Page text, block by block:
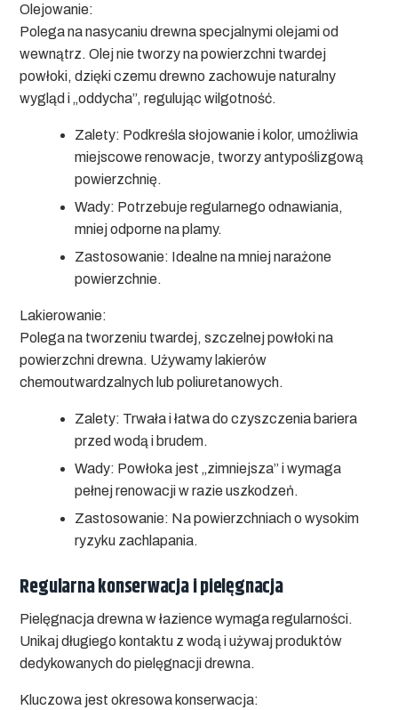
Olejowanie:
Polega na nasycaniu drewna specjalnymi olejami od
wewnątrz. Olej nie tworzy na powierzchni twardej
powłoki, dzięki czemu drewno zachowuje naturalny
wygląd i „oddycha”, regulując wilgotność.
Zalety: Podkreśla słojowanie i kolor, umożliwia
miejscowe renowacje, tworzy antypoślizgową
powierzchnię.
Wady: Potrzebuje regularnego odnawiania,
mniej odporne na plamy.
Zastosowanie: Idealne na mniej narażone
powierzchnie.
Lakierowanie:
Polega na tworzeniu twardej, szczelnej powłoki na
powierzchni drewna. Używamy lakierów
chemoutwardzalnych lub poliuretanowych.
Zalety: Trwała i łatwa do czyszczenia bariera
przed wodą i brudem.
Wady: Powłoka jest „zimniejsza” i wymaga
pełnej renowacji w razie uszkodzeń.
Zastosowanie: Na powierzchniach o wysokim
ryzyku zachlapania.
Regularna konserwacja i pielęgnacja
Pielęgnacja drewna w łazience wymaga regularności.
Unikaj długiego kontaktu z wodą i używaj produktów
dedykowanych do pielęgnacji drewna.
Kluczowa jest okresowa konserwacja: